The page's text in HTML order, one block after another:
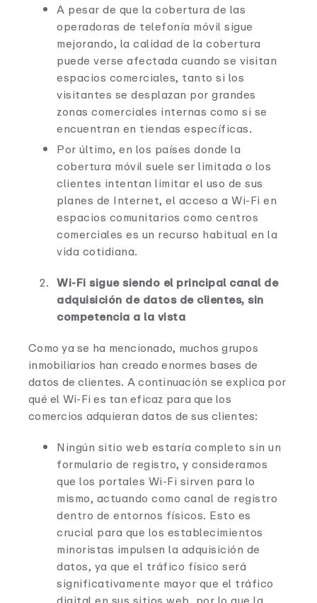
A pesar de que la cobertura de las
operadoras de telefonía móvil sigue
mejorando, la calidad de la cobertura
puede verse afectada cuando se visitan
espacios comerciales, tanto si los
visitantes se desplazan por grandes
zonas comerciales internas como si se
encuentran en tiendas específicas.
Por último, en los países donde la
cobertura móvil suele ser limitada o los
clientes intentan limitar el uso de sus
planes de Internet, el acceso a Wi-Fi en
espacios comunitarios como centros
comerciales es un recurso habitual en la
vida cotidiana.
Wi-Fi sigue siendo el principal canal de
adquisición de datos de clientes, sin
competencia a la vista
Como ya se ha mencionado, muchos grupos
inmobiliarios han creado enormes bases de
datos de clientes. A continuación se explica por
qué el Wi-Fi es tan eficaz para que los
comercios adquieran datos de sus clientes:
Ningún sitio web estaría completo sin un
formulario de registro, y consideramos
que los portales Wi-Fi sirven para lo
mismo, actuando como canal de registro
dentro de entornos físicos. Esto es
crucial para que los establecimientos
minoristas impulsen la adquisición de
datos, ya que el tráfico físico será
significativamente mayor que el tráfico